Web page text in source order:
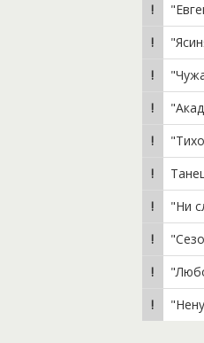
"Ни